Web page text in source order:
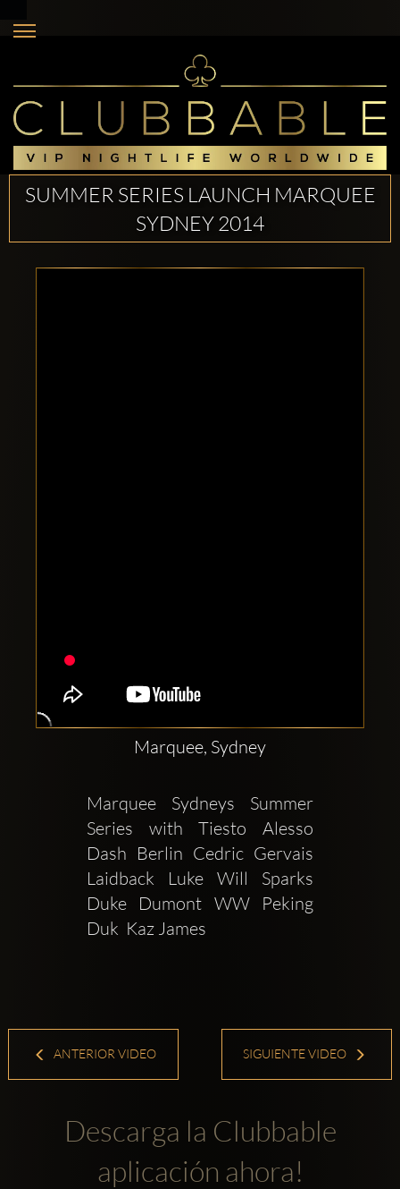
SUMMER SERIES LAUNCH MARQUEE
SYDNEY 2014
Marquee, Sydney
Marquee Sydneys Summer
Series with Tiesto Alesso
Dash Berlin Cedric Gervais
Laidback Luke Will Sparks
Duke Dumont WW Peking
Duk  Kaz James
ANTERIOR VIDEO SIGUIENTE VIDEO
Descarga la Clubbable
aplicación ahora!